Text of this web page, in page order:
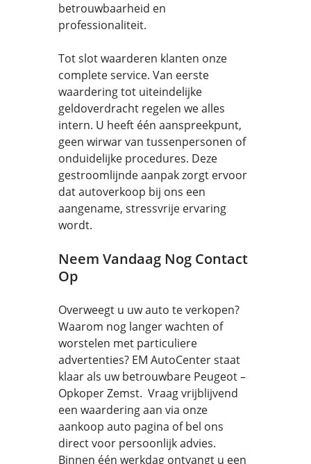
betrouwbaarheid en
professionaliteit.
Tot slot waarderen klanten onze
complete service. Van eerste
waardering tot uiteindelijke
geldoverdracht regelen we alles
intern. U heeft één aanspreekpunt,
geen wirwar van tussenpersonen of
onduidelijke procedures. Deze
gestroomlijnde aanpak zorgt ervoor
dat autoverkoop bij ons een
aangename, stressvrije ervaring
wordt.
Neem Vandaag Nog Contact
Op
Overweegt u uw auto te verkopen?
Waarom nog langer wachten of
worstelen met particuliere
advertenties? EM AutoCenter staat
klaar als uw betrouwbare Peugeot –
Opkoper Zemst. Vraag vrijblijvend
een waardering aan via onze
aankoop auto pagina of bel ons
direct voor persoonlijk advies.
Binnen één werkdag ontvangt u een